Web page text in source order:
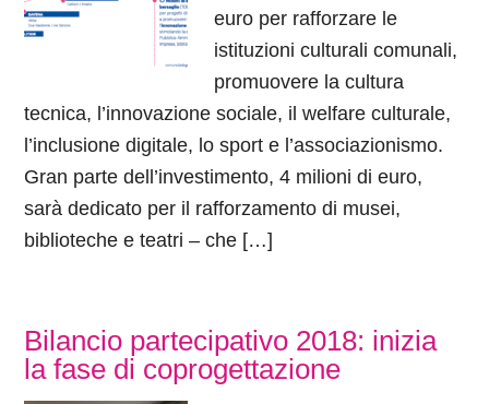
euro per rafforzare le
istituzioni culturali comunali,
promuovere la cultura
tecnica, l’innovazione sociale, il welfare culturale,
l’inclusione digitale, lo sport e l’associazionismo.
Gran parte dell’investimento, 4 milioni di euro,
sarà dedicato per il rafforzamento di musei,
biblioteche e teatri – che […]
Bilancio partecipativo 2018: inizia
la fase di coprogettazione